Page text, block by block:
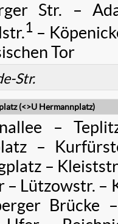
Str. –
1 –
Tor
Str.
(<>U Hermannplatz)
–
–
–
– Lützowstr. –
Brücke